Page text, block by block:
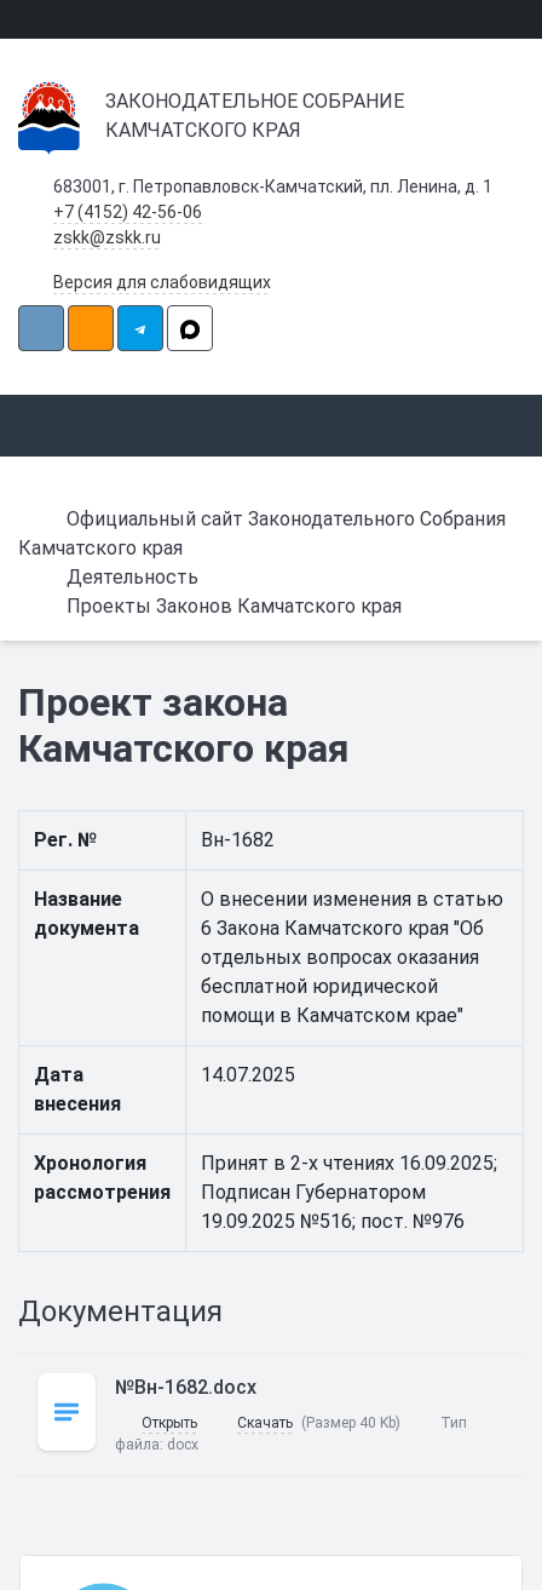
ЗАКОНОДАТЕЛЬНОЕ СОБРАНИЕ
КАМЧАТСКОГО КРАЯ
683001, г. Петропавловск-Камчатский, пл. Ленина, д. 1
+7 (4152) 42-56-06
zskk@zskk.ru
Версия для слабовидящих
Официальный сайт Законодательного Собрания
Камчатского края
Деятельность
Проекты Законов Камчатского края
Проект закона
Камчатского края
Рег. № Вн-1682
Название
документа
О внесении изменения в статью
6 Закона Камчатского края "Об
отдельных вопросах оказания
бесплатной юридической
помощи в Камчатском крае"
Дата
внесения
14.07.2025
Хронология
рассмотрения
Принят в 2-х чтениях 16.09.2025;
Подписан Губернатором
19.09.2025 №516; пост. №976
Документация
№Вн-1682.docx
Открыть Скачать (Размер 40 Kb)
Тип
файла: docx